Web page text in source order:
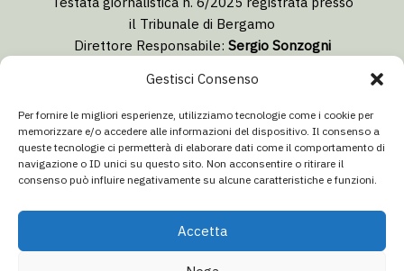
Gestisci Consenso
Per fornire le migliori esperienze, utilizziamo tecnologie come i cookie per
memorizzare e/o accedere alle informazioni del dispositivo. Il consenso a
queste tecnologie ci permetterà di elaborare dati come il comportamento di
navigazione o ID unici su questo sito. Non acconsentire o ritirare il
consenso può influire negativamente su alcune caratteristiche e funzioni.
Accetta
il Tribunale di Bergamo
Direttore Responsabile: Sergio Sonzogni
redazione@isolabergamascanews.it
info@italiacommunication.com
Telefono: 0345 41834